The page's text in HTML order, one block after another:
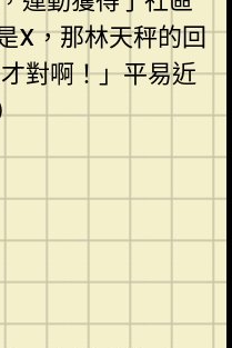
X，那林天秤的回
對啊！」平易近